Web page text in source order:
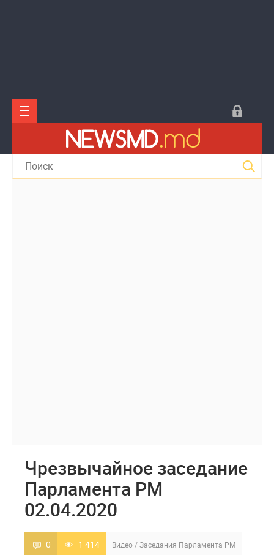
Чрезвычайное заседание
Парламента РМ
02.04.2020
0 1 414 Видео /Заседания Парламента РМ